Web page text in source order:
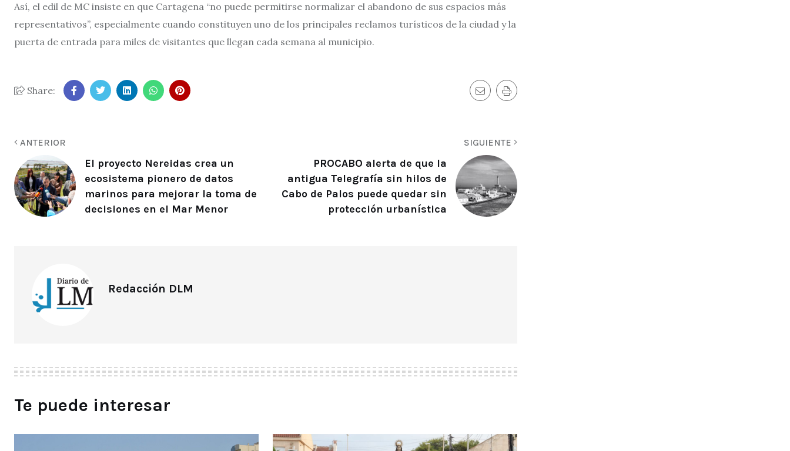
Así, el edil de MC insiste en que Cartagena “no puede permitirse normalizar el abandono de sus espacios más
representativos”, especialmente cuando constituyen uno de los principales reclamos turísticos de la ciudad y la
puerta de entrada para miles de visitantes que llegan cada semana al municipio.
Share:
ANTERIOR
El proyecto Nereidas crea un
ecosistema pionero de datos
marinos para mejorar la toma de
decisiones en el Mar Menor
SIGUIENTE
PROCABO alerta de que la
antigua Telegrafía sin hilos de
Cabo de Palos puede quedar sin
protección urbanística
Redacción DLM
Te puede interesar